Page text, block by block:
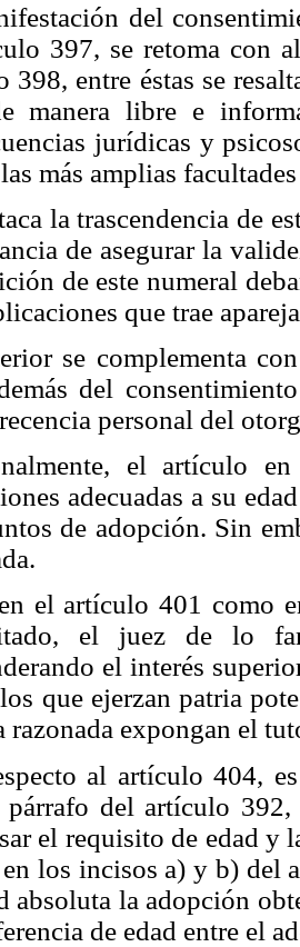
del
397, se retoma con
398, entre éstas se
manera libre e
jurídicas y
más amplias
la trascendencia de
de asegurar la
de este numeral
que trae
se complementa
del
personal del
el artículo
adecuadas a su
de adopción. Sin
el artículo 401 como
el juez de lo
el interés
que ejerzan patria
razonada expongan el
al artículo 404,
del artículo 392,
el requisito de edad y
los incisos a) y b) del
absoluta la adopción
de edad entre el